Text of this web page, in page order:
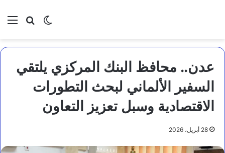
بحثالوضع
عدن.. محافظ البنك المركزي يلتقي
السفير الألماني لبحث التطورات
الاقتصادية وسبل تعزيز التعاون
28 أبريل، 2026